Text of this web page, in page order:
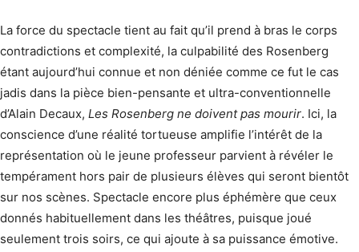
La force du spectacle tient au fait qu’il prend à bras le corps
contradictions et complexité, la culpabilité des Rosenberg
étant aujourd’hui connue et non déniée comme ce fut le cas
jadis dans la pièce bien-pensante et ultra-conventionnelle
d’Alain Decaux, Les Rosenberg ne doivent pas mourir. Ici, la
conscience d’une réalité tortueuse amplifie l’intérêt de la
représentation où le jeune professeur parvient à révéler le
tempérament hors pair de plusieurs élèves qui seront bientôt
sur nos scènes. Spectacle encore plus éphémère que ceux
donnés habituellement dans les théâtres, puisque joué
seulement trois soirs, ce qui ajoute à sa puissance émotive.